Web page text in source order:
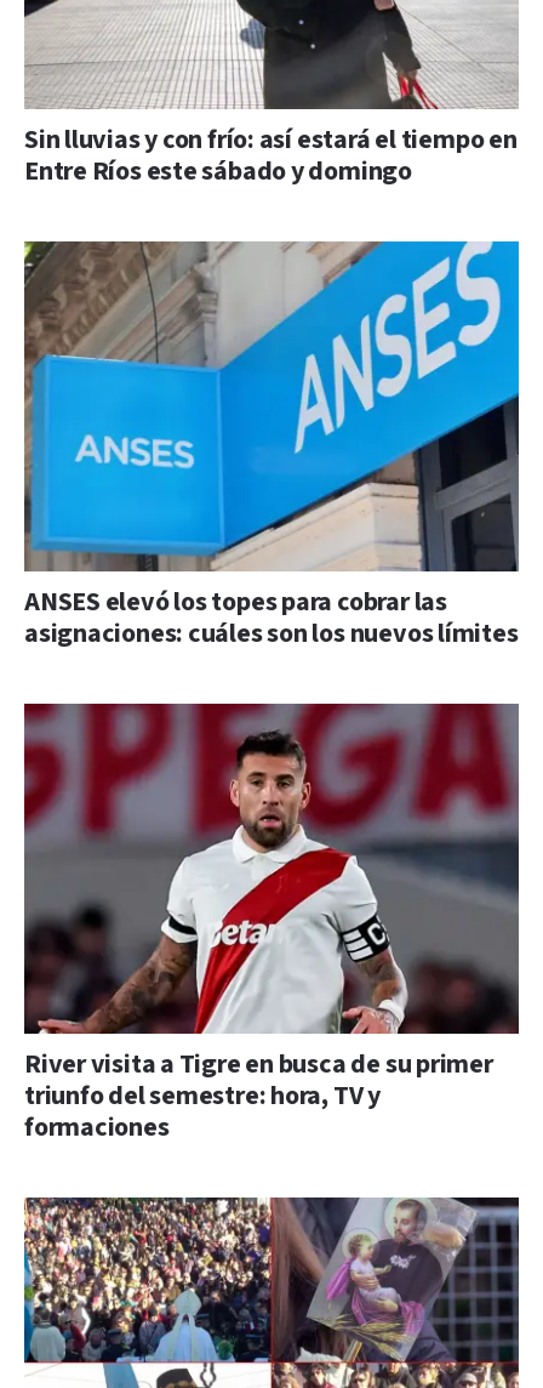
Sin lluvias y con frío: así estará el tiempo en
Entre Ríos este sábado y domingo
ANSES elevó los topes para cobrar las
asignaciones: cuáles son los nuevos límites
River visita a Tigre en busca de su primer
triunfo del semestre: hora, TV y
formaciones